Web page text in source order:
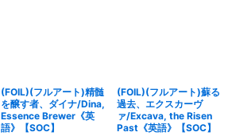
(FOIL)(フルアート)精髄
を醸す者、ダイナ/Dina,
Essence Brewer《英
語》【SOC】
(FOIL)(フルアート)蘇る
過去、エクスカーヴ
ァ/Excava, the Risen
Past《英語》【SOC】